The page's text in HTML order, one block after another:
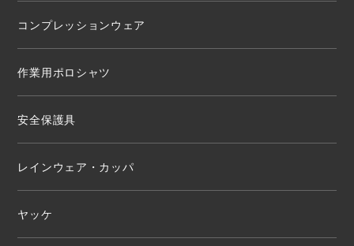
コンプレッションウェア
作業用ポロシャツ
安全保護具
レインウェア・カッパ
ヤッケ